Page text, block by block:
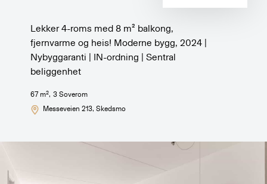
Lekker 4-roms med 8 m² balkong,
fjernvarme og heis! Moderne bygg, 2024 |
Nybyggaranti | IN-ordning | Sentral
beliggenhet
67 m2, 3Soverom
Messeveien 213, Skedsmo